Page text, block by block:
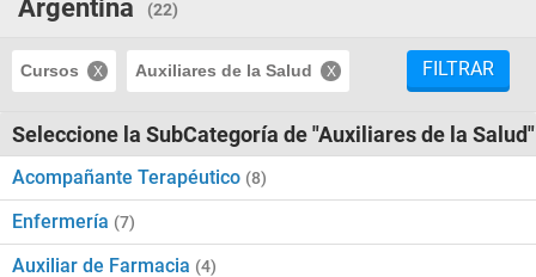
Argentina
(22)
Cursos Auxiliares de la Salud FILTRAR
Seleccione la SubCategoría de "Auxiliares de la Salud"
Acompañante Terapéutico (8)
Enfermería (7)
Auxiliar de Farmacia (4)